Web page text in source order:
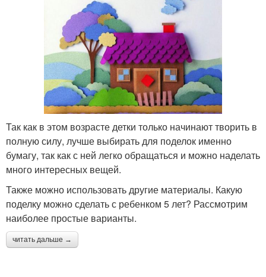
Так как в этом возрасте детки только начинают творить в
полную силу, лучше выбирать для поделок именно
бумагу, так как с ней легко обращаться и можно наделать
много интересных вещей.
Также можно использовать другие материалы. Какую
поделку можно сделать с ребенком 5 лет? Рассмотрим
наиболее простые варианты.
читать дальше →